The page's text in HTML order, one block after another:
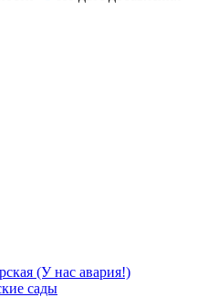
(У нас авария!)
сады